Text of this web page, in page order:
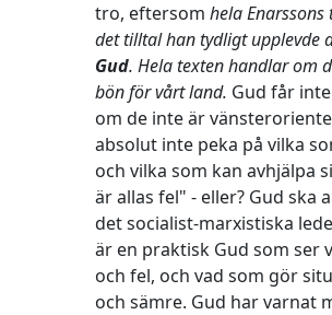
tro, eftersom hela
det tilltal han tydligt upplevde
Gud. Hela texten handlar om
bön för vårt land. Gud får
om de inte är
absolut inte peka på vilka
och vilka som kan avhjälpa
är allas fel" - eller? Gud ska
det socialist-marxistiska
är en praktisk Gud som ser
och fel, och vad som gör
och sämre. Gud har varnat